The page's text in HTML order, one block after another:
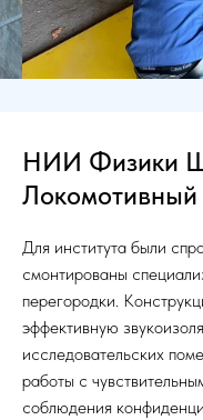
НИИ Физики
Локомотивный
Для института были
смонтированы
перегородки.
эффективную
исследовательских
работы с
соблюдения